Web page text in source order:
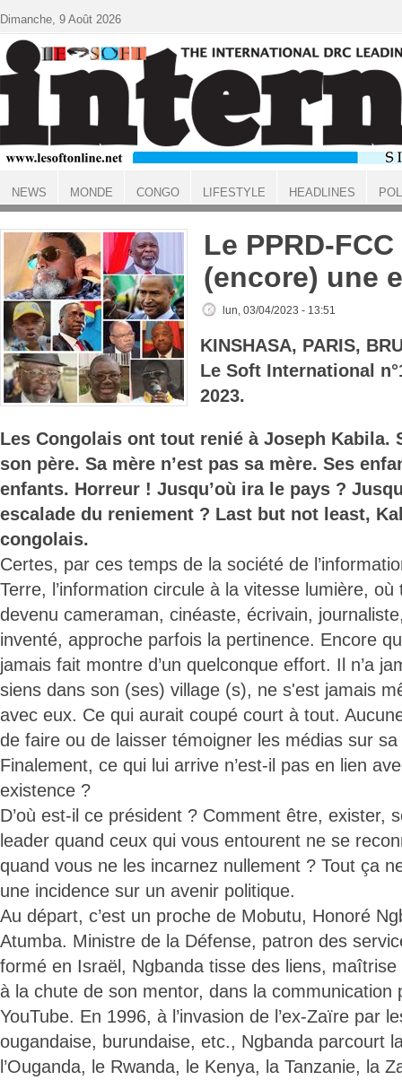
ACCUEIL
Le PPRD-
(encore) une
lun, 03/04/2023 - 13:51
KINSHASA, PARIS,
Le Soft International
2023.
Les Congolais ont tout renié à Joseph Kabila.
son père. Sa mère n’est pas sa mère. Ses
enfants. Horreur ! Jusqu’où ira le pays ?
escalade du reniement ? Last but not least,
congolais.
Certes, par ces temps de la société de
Terre, l’information circule à la vitesse lumière,
devenu cameraman, cinéaste, écrivain,
inventé, approche parfois la pertinence. Encore
jamais fait montre d’un quelconque effort. Il n’a
siens dans son (ses) village (s), ne s'est jamais
avec eux. Ce qui aurait coupé court à tout.
de faire ou de laisser témoigner les médias sur sa
Finalement, ce qui lui arrive n’est-il pas en lien
existence ?
D’où est-il ce président ? Comment être, exister,
leader quand ceux qui vous entourent ne se
quand vous ne les incarnez nullement ? Tout ça
une incidence sur un avenir politique.
Au départ, c’est un proche de Mobutu, Honoré
Atumba. Ministre de la Défense, patron des
formé en Israël, Ngbanda tisse des liens,
à la chute de son mentor, dans la communication
YouTube. En 1996, à l’invasion de l’ex-Zaïre par
ougandaise, burundaise, etc., Ngbanda parcourt
l’Ouganda, le Rwanda, le Kenya, la Tanzanie, la
Dimanche, 9 Août 2026
NEWS MONDE CONGO LIFESTYLE HEADLINES